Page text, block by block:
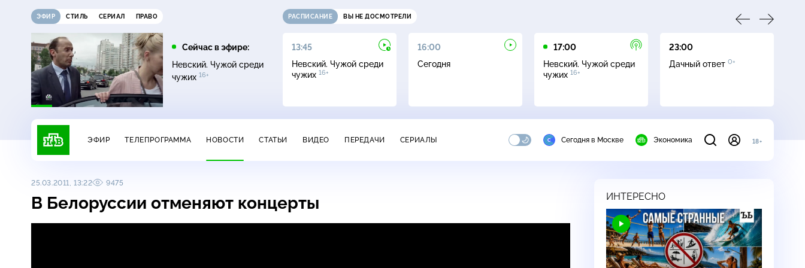
ЭФИР СТИЛЬ СЕРИАЛ ПРАВО
Сейчас в эфире:
Невский. Чужой среди
чужих 16+
РАСПИСАНИЕ ВЫ НЕ ДОСМОТРЕЛИ
12:00
Жди меня16+
13:00
Сегодня
13:45
Невский. Чужой среди
чужих 16+
16:00
Сегодня
17:00
Невский. Чужой среди
чужих 16+
23:00
Дачный ответ 0+
ЭФИР ТЕЛЕПРОГРАММА НОВОСТИ СТАТЬИ ВИДЕО ПЕРЕДАЧИ СЕРИАЛЫ Сегодня в Москве Экономика 18+
25.03.2011, 13:22 9475
В Белоруссии отменяют концерты ИНТЕРЕСНО